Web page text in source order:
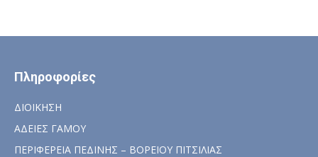
Πληροφορίες
ΔΙΟΙΚΗΣΗ
ΑΔΕΙΕΣ ΓΑΜΟΥ
ΠΕΡΙΦΕΡΕΙΑ ΠΕΔΙΝΗΣ – ΒΟΡΕΙΟΥ ΠΙΤΣΙΛΙΑΣ